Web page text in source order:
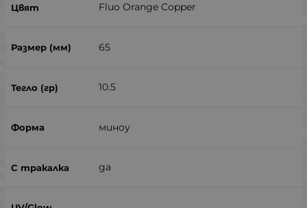
Fluo Orange Copper
65
10.5
миноу
да